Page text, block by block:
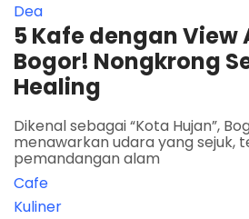
Dea
5 Kafe dengan View
Bogor! Nongkrong
Healing
Dikenal sebagai “Kota Hujan”,
menawarkan udara yang sejuk,
pemandangan alam
Cafe
Kuliner